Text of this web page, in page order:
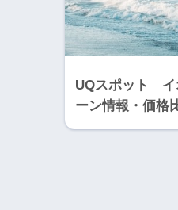
UQスポット イ
ーン情報・価格